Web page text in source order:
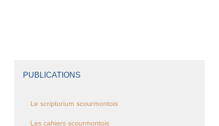
PUBLICATIONS
Le scriptorium scourmontois
Les cahiers scourmontois